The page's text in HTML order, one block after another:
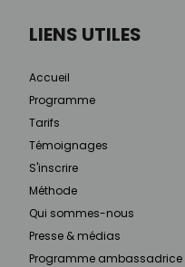
LIENS UTILES
Accueil
Programme
Tarifs
Témoignages
S'inscrire
Méthode
Qui sommes-nous
Presse & médias
Programme ambassadrice